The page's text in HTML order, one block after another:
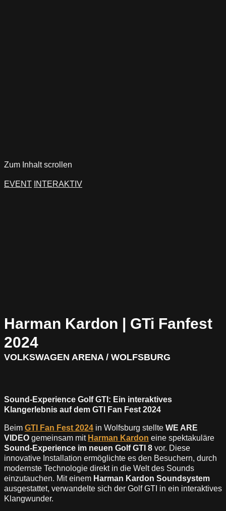
Zum Inhalt scrollen
EVENT INTERAKTIV
Harman Kardon | GTi Fanfest
2024
VOLKSWAGEN ARENA / WOLFSBURG
Sound-Experience Golf GTI: Ein interaktives
Klangerlebnis auf dem GTI Fan Fest 2024
Beim GTI Fan Fest 2024 in Wolfsburg stellte WE ARE
VIDEO gemeinsam mit Harman Kardon eine spektakuläre
Sound-Experience im neuen Golf GTI 8 vor. Diese
innovative Installation ermöglichte es den Besuchern, durch
modernste Technologie direkt in die Welt des Sounds
einzutauchen. Mit einem Harman Kardon Soundsystem
ausgestattet, verwandelte sich der Golf GTI in ein interaktives
Klangwunder.